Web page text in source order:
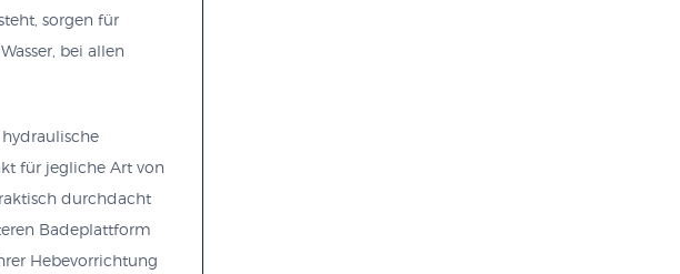
sorgen für
bei allen
für jegliche Art von
durchdacht
Badeplattform
Hebevorrichtung